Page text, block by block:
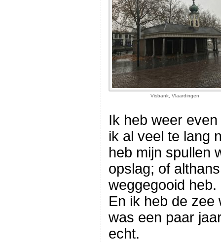
Visbank, Vlaardingen
Ik heb weer
ik al veel te lang
heb mijn spullen
opslag; of
weggegooid heb.
En ik heb de zee
was een paar
echt.